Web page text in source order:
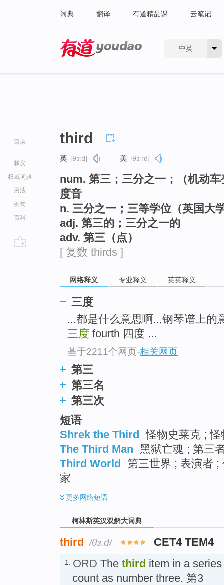
词典 翻译 有道精品课 云笔记
中英
目录
释义
权威词典
用法
例句
百科
third
英 [θɜːd] 美 [θɜːrd]
num. 第三；三分之一；（机动
度音
n. 三分之一；三等学位（英国大
adj. 第三的；三分之一的
adv. 第三（点）
[ 复数 thirds ]
网络释义 专业释义 英英释义
三度
...都是什么意思啊..,钢琴谱上
三度 fourth 四度 ...
基于2211个网页-相关网页
第三
第三名
第三次
短语
Shrek the Third 怪物史莱克 ;
The Third Man 黑狱亡魂 ; 第三
Third World 第三世界 ; 表演者 ;
家
更多网络短语
柯林斯英汉双解大词典
third /θɜːd/ CET4 TEM4
1. ORD The third item in a
count as number three. 第3